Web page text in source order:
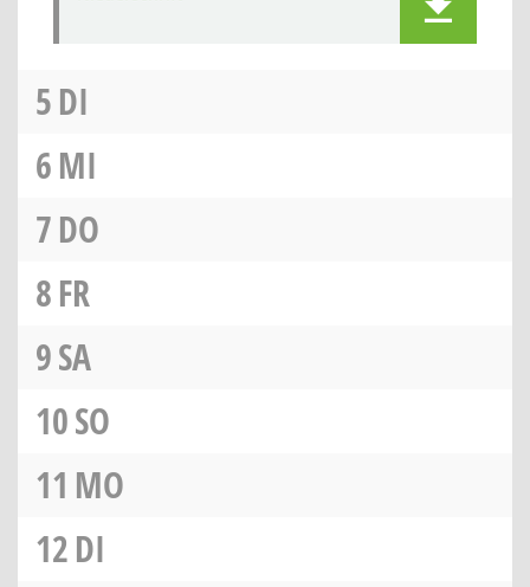
5DI
6MI
7DO
8FR
9SA
10SO
11 MO
12DI